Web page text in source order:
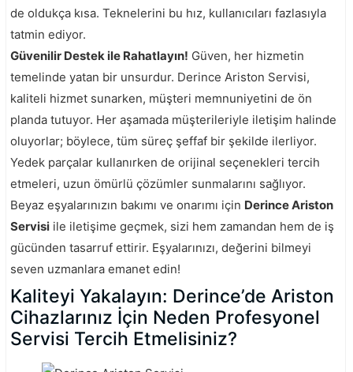
de oldukça kısa. Teknelerini bu hız, kullanıcıları fazlasıyla
tatmin ediyor.
Güvenilir Destek ile Rahatlayın! Güven, her hizmetin
temelinde yatan bir unsurdur. Derince Ariston Servisi,
kaliteli hizmet sunarken, müşteri memnuniyetini de ön
planda tutuyor. Her aşamada müşterileriyle iletişim halinde
oluyorlar; böylece, tüm süreç şeffaf bir şekilde ilerliyor.
Yedek parçalar kullanırken de orijinal seçenekleri tercih
etmeleri, uzun ömürlü çözümler sunmalarını sağlıyor.
Beyaz eşyalarınızın bakımı ve onarımı için Derince Ariston
Servisi ile iletişime geçmek, sizi hem zamandan hem de iş
gücünden tasarruf ettirir. Eşyalarınızı, değerini bilmeyi
seven uzmanlara emanet edin!
Kaliteyi Yakalayın: Derince’de Ariston
Cihazlarınız İçin Neden Profesyonel
Servisi Tercih Etmelisiniz?